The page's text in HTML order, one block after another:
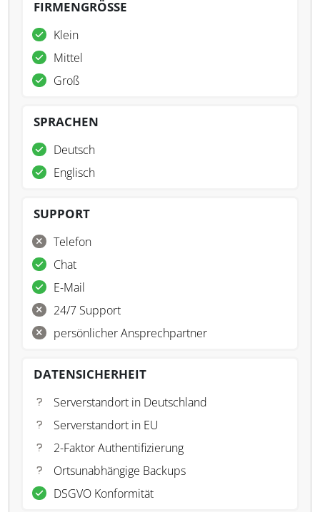
FIRMENGRÖSSE
Klein
Mittel
Groß
SPRACHEN
Deutsch
Englisch
SUPPORT
Telefon
Chat
E-Mail
24/7 Support
persönlicher Ansprechpartner
DATENSICHERHEIT
Serverstandort in Deutschland
Serverstandort in EU
2-Faktor Authentifizierung
Ortsunabhängige Backups
DSGVO Konformität